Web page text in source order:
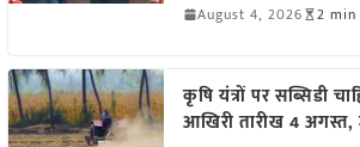
August 4, 2026 2 min
कृषि यंत्रों पर सब्सिडी
आखिरी तारीख 4